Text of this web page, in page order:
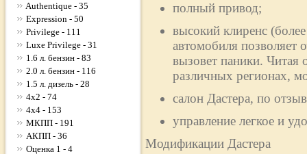
Authentique - 35
Expression - 50
Privilege - 111
Luxe Privilege - 31
1.6 л. бензин - 83
2.0 л. бензин - 116
1.5 л. дизель - 28
4x2 - 74
4x4 - 153
МКПП - 191
АКПП - 36
Оценка 1 - 4
полный привод;
высокий клиренс
автомобиля позволяет
вызовет паники. Читая
различных регионах,
салон Дастера, по
управление легкое и
Модификации Дастера